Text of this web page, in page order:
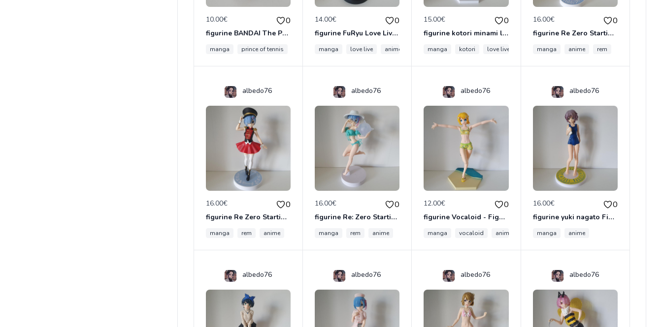
10.00€ 0
figurine BANDAI The Prince De Tennis Shiraishi Kuranosuke Figurine 10cm
manga prince of tennis
14.00€ 0
figurine FuRyu Love Live! School Idol Project Figure complète Kousaka Honoka
manga love live anime
15.00€ 0
figurine kotori minami love live
manga kotori love live anime
16.00€ 0
figurine Re Zero Starting Life In Another World - Figurine Rem Circus Ver. SSS
manga anime rem
albedo76
16.00€ 0
figurine Re Zero Starting Life In Another - Figurine Rem Casse-Noisette Super Special
manga rem anime
albedo76
16.00€ 0
figurine Re: Zero Starting Life in Another World - Figurine Rem EXQ
manga rem anime
albedo76
12.00€ 0
figurine Vocaloid - Figurine Kagamine Rin Miracle Star Resort SPM Figure
manga vocaloid anime
albedo76
16.00€ 0
figurine yuki nagato Figurine La Mélancolie de Haruhi Suzumiya SEGA 2007
manga anime
albedo76 albedo76 albedo76 albedo76